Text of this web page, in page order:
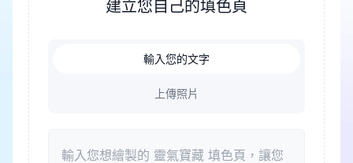
建立您自己的填色頁
輸入您的文字
上傳照片